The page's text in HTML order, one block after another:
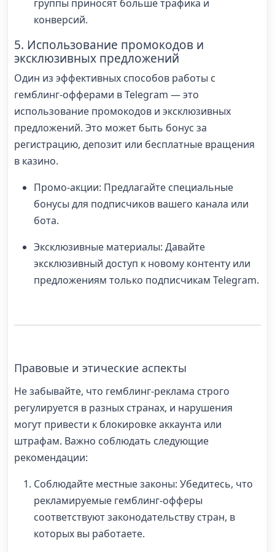
группы приносят больше трафика и
конверсий.
5. Использование промокодов и
эксклюзивных предложений
Один из эффективных способов работы с
гемблинг-офферами в Telegram — это
использование промокодов и эксклюзивных
предложений. Это может быть бонус за
регистрацию, депозит или бесплатные вращения
в казино.
Промо-акции: Предлагайте специальные
бонусы для подписчиков вашего канала или
бота.
Эксклюзивные материалы: Давайте
эксклюзивный доступ к новому контенту или
предложениям только подписчикам Telegram.
Правовые и этические аспекты
Не забывайте, что гемблинг-реклама строго
регулируется в разных странах, и нарушения
могут привести к блокировке аккаунта или
штрафам. Важно соблюдать следующие
рекомендации:
Соблюдайте местные законы: Убедитесь, что
рекламируемые гемблинг-офферы
соответствуют законодательству стран, в
которых вы работаете.